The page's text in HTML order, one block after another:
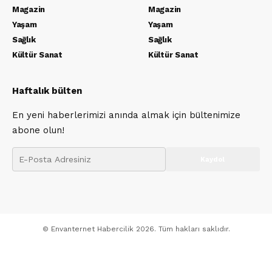
Magazin
Yaşam
Sağlık
Kültür Sanat
Magazin
Yaşam
Sağlık
Kültür Sanat
Haftalık bülten
En yeni haberlerimizi anında almak için bültenimize
abone olun!
© Envanternet Habercilik 2026. Tüm hakları saklıdır.